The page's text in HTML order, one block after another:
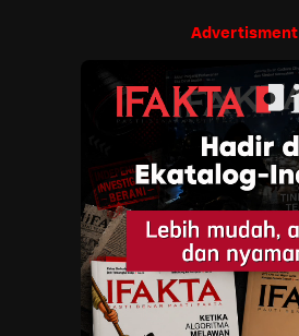
Advertisment